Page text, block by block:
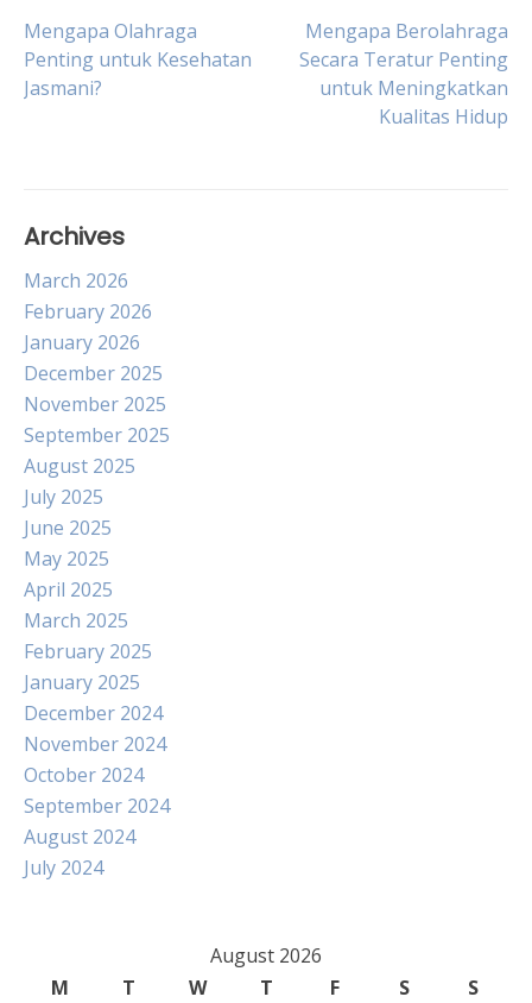
Post
navigation
Mengapa Olahraga
Penting untuk Kesehatan
Jasmani?
Mengapa Berolahraga
Secara Teratur Penting
untuk Meningkatkan
Kualitas Hidup
Archives
March 2026
February 2026
January 2026
December 2025
November 2025
September 2025
August 2025
July 2025
June 2025
May 2025
April 2025
March 2025
February 2025
January 2025
December 2024
November 2024
October 2024
September 2024
August 2024
July 2024
August 2026
M
T W T F S S